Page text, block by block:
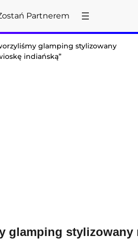
Partnerem
glamping stylizowany
indiańską”
glamping stylizowany